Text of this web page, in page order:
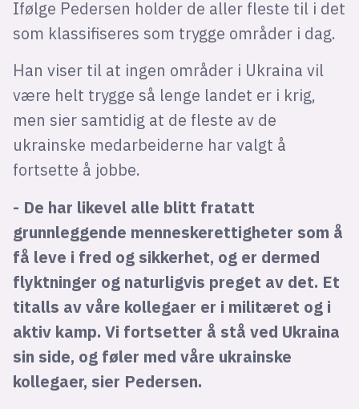
Ifølge Pedersen holder de aller fleste til i det
som klassifiseres som trygge områder i dag.
Han viser til at ingen områder i Ukraina vil
være helt trygge så lenge landet er i krig,
men sier samtidig at de fleste av de
ukrainske medarbeiderne har valgt å
fortsette å jobbe.
- De har likevel alle blitt fratatt
grunnleggende menneskerettigheter som å
få leve i fred og sikkerhet, og er dermed
flyktninger og naturligvis preget av det. Et
titalls av våre kollegaer er i militæret og i
aktiv kamp. Vi fortsetter å stå ved Ukraina
sin side, og føler med våre ukrainske
kollegaer, sier Pedersen.